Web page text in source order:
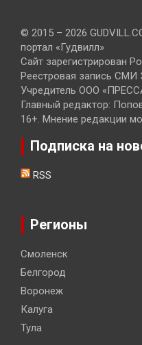
© 2015 – 2026
портал «Гудвилл»
Сайт зарегистрирован
Реестровая запись
Учредитель ООО
Главный редактор:
16+. Мнение редакции
Подписка на
RSS
Регионы
Смоленск
Белгород
Воронеж
Калуга
Тула